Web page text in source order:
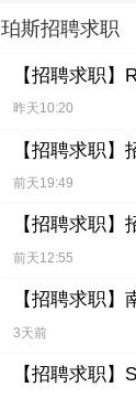
珀斯招聘求职
【招聘求职】
昨天10:20
【招聘求职】
前天19:49
【招聘求职】
前天12:55
【招聘求职】
3天前
【招聘求职】